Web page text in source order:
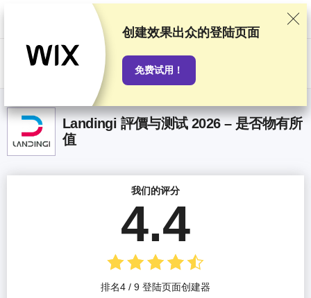
我们基于严格的测试和研究对服务提供商进行排名，同时也会考虑用户反
馈以及我们与提供商之间签订的商业协议。本页面包含联盟链接。
广告披
Landingi 評價与测试 2026 – 是否物有所
值
我们的评分
4.4
排名4 / 9 登陆页面创建器
创建效果出众的登陆页面
免费试用！